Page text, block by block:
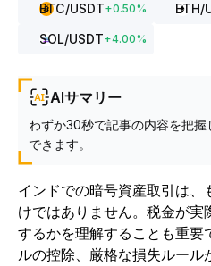
BTC/USDT+0.50% ETH/
SOL/USDT+4.00%
AIサマリー
わずか30秒で記事の内容を把
できます。
インドでの暗号資産取引は
けではありません。税金が
するかを理解することも重要
ルの控除、厳格な損失ルー